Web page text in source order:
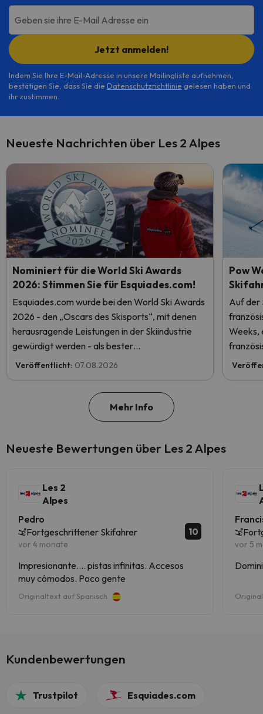
Geben sie ihre E-Mail Adresse ein
Jetzt anmelden!
Indem Sie Ihre E-Mail-Adresse in unsere Mailingliste aufnehmen,
bestätigen Sie, dass Sie die Datenschutzrichtlinie gelesen haben und
ihr zustimmen.
Neueste Nachrichten über Les 2 Alpes
Nominiert für die World Ski Awards
2026: Stimmen Sie für Esquiades.com!
Esquiades.com wurde bei den World Ski Awards
2026 - den „Oscars des Skisports“, mit denen
herausragende Leistungen in der Skiindustrie
gewürdigt werden - als bester
Skiurlaubveranstalter der Welt nominiert.
ersten Platz zu erreichen!
Veröffentlicht: 07.08.2026
Pow
Auf der
Weeks,
Mehr Info
Neueste Bewertungen über Les 2 Alpes
Les 2
Alpes
Pedro
Fortgeschrittener Skifahrer
vor 4 monate
10
Impresionante.... pistas infinitas. Accesos
muy cómodos. Poco gente
Originaltext auf Spanisch
vor 5
Kundenbewertungen
Trustpilot Esquiades.com